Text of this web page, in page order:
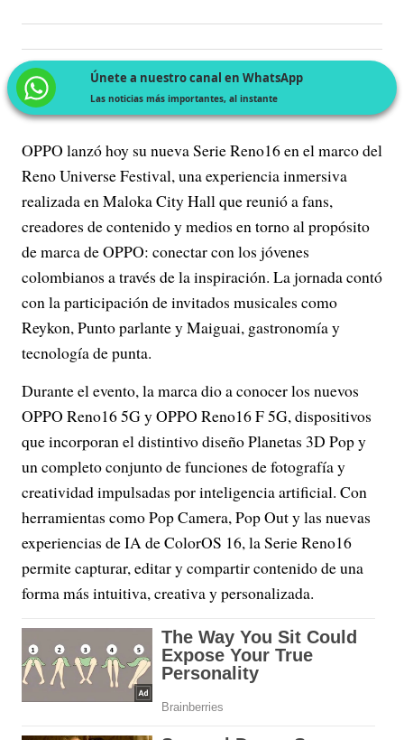
Únete a nuestro canal en WhatsApp
Las noticias más importantes, al instante
OPPO lanzó hoy su nueva Serie Reno16 en el marco del
Reno Universe Festival, una experiencia inmersiva
realizada en Maloka City Hall que reunió a fans,
creadores de contenido y medios en torno al propósito
de marca de OPPO: conectar con los jóvenes
colombianos a través de la inspiración. La jornada contó
con la participación de invitados musicales como
Reykon, Punto parlante y Maiguai, gastronomía y
tecnología de punta.
Durante el evento, la marca dio a conocer los nuevos
OPPO Reno16 5G y OPPO Reno16 F 5G, dispositivos
que incorporan el distintivo diseño Planetas 3D Pop y
un completo conjunto de funciones de fotografía y
creatividad impulsadas por inteligencia artificial. Con
herramientas como Pop Camera, Pop Out y las nuevas
experiencias de IA de ColorOS 16, la Serie Reno16
permite capturar, editar y compartir contenido de una
forma más intuitiva, creativa y personalizada.